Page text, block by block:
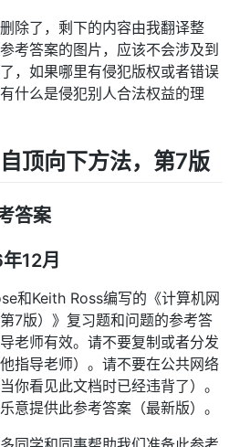
除了，剩下的内容由我翻译整
考答案的图片，应该不会涉及到
，如果哪里有侵犯版权或者错误
什么是侵犯别人合法权益的理
顶向下方法，第7版
答案
12月
和Keith Ross编写的《计算机网
7版）》复习题和问题的参考答
老师有效。请不要复制或者分发
指导老师）。 请不要在公共网络
当你看见此文档时已经违背了）。
意提供此参考答案（最新版）。